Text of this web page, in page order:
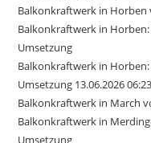
Balkonkraftwerk in Horben
Balkonkraftwerk in
Umsetzung
Balkonkraftwerk in
Umsetzung 13.06.2026 06:23
Balkonkraftwerk in March
Balkonkraftwerk in
Umsetzung